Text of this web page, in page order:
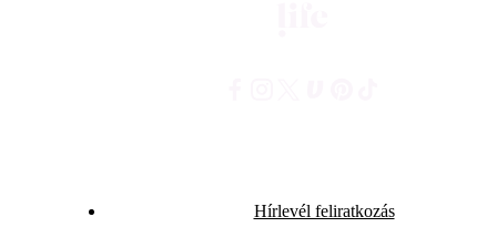
Hírlevél feliratkozás